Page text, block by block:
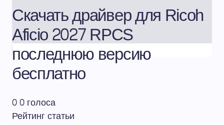
Скачать драйвер для Ricoh
Aficio 2027 RPCS
последнюю версию
бесплатно
00голоса
Рейтинг статьи